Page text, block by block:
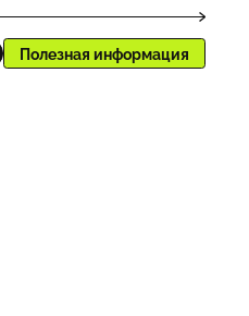
Полезная информация